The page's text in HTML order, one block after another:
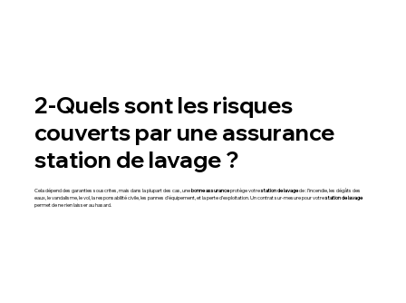
2-Quels sont les risques
couverts par une assurance
station de lavage ?
Cela dépend des garanties souscrites, mais dans la plupart des cas, unebonne assuranceprotège votrestation de lavagede : l’incendie, les dégâts des
eaux, le vandalisme, le vol, la responsabilité civile, les pannes d’équipement, et la perte d’exploitation. Un contrat sur-mesure pour votrestation de lavage
permet de ne rien laisser au hasard.